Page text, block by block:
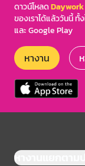
ดาวน์โหลดDaywork
ของเราได้แล้ววันนี้ ทั้
และ Google Play
หางาน
หางานแยกตามป